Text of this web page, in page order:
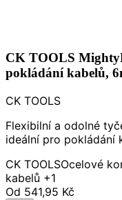
CK TOOLS
pokládání kabelů,
CK TOOLS
Flexibilní a odolné
ideální pro pokládání
CK TOOLSOcelové
kabelů +1
Od 541,95 Kč